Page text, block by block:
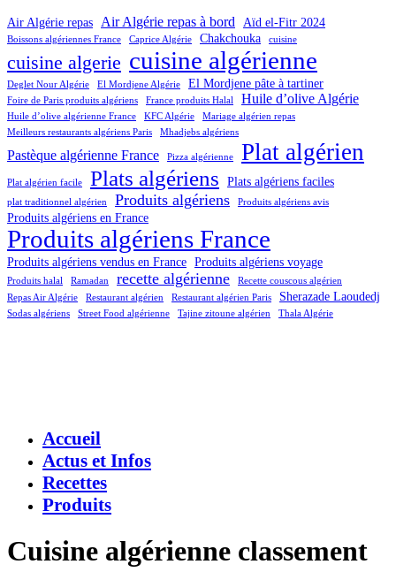
Air Algérie repas Air Algérie repas à bord Aïd el-Fitr 2024
Boissons algériennes France Caprice Algérie Chakchouka cuisine
cuisine algerie cuisine algérienne
Deglet Nour Algérie El Mordjene Algérie El Mordjene pâte à tartiner
Foire de Paris produits algériens France produits Halal Huile d’olive Algérie
Huile d’olive algérienne France KFC Algérie
Mariage algérien repas
Meilleurs restaurants algériens Paris
Mhadjebs algériens
Pastèque algérienne France Pizza algérienne Plat algérien
Plat algérien facile Plats algériens Plats algériens faciles
plat traditionnel algérien Produits algériens Produits algériens avis
Produits algériens en France
Produits algériens France
Produits algériens vendus en France Produits algériens voyage
Produits halal Ramadan recette algérienne
Recette couscous algérien
Repas Air Algérie
Restaurant algérien Restaurant algérien Paris Sherazade Laoudedj
Sodas algériens Street Food algérienne Tajine zitoune algérien Thala Algérie
Accueil
Actus et Infos
Recettes
Produits
Cuisine algérienne classement